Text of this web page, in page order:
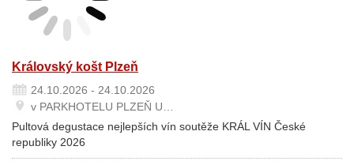
Královský košt Plzeň
24.10.2026 - 24.10.2026
v PARKHOTELU PLZEŇ U…
Pultová degustace nejlepších vín soutěže KRÁL VÍN České
republiky 2026